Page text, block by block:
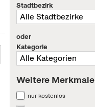
Stadtbezirk
oder
Kategorie
Weitere Merkmale
nur kostenlos